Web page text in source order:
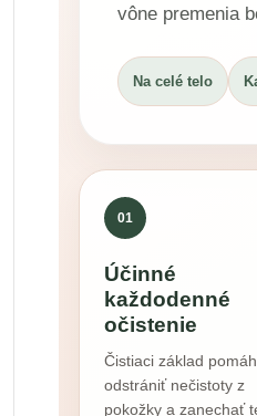
vône premenia
Na celé telo
01
Účinné
každodenné
očistenie
Čistiaci základ
odstrániť nečistoty z
pokožky a zanechať